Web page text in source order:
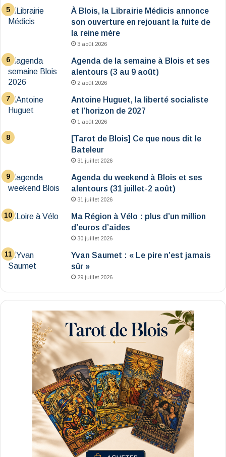
À Blois, la Librairie Médicis annonce
son ouverture en rejouant la fuite de
la reine mère
3 août 2026
Agenda de la semaine à Blois et ses
alentours (3 au 9 août)
2 août 2026
Antoine Huguet, la liberté socialiste
et l’horizon de 2027
1 août 2026
[Tarot de Blois] Ce que nous dit le
Bateleur
31 juillet 2026
Agenda du weekend à Blois et ses
alentours (31 juillet-2 août)
31 juillet 2026
Ma Région à Vélo : plus d’un million
d’euros d’aides
30 juillet 2026
Yvan Saumet : « Le pire n’est jamais
sûr »
29 juillet 2026